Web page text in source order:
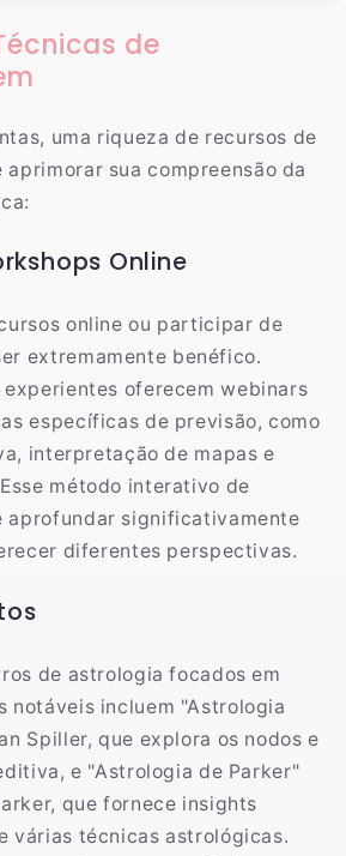
de
uma riqueza de recursos de
sua compreensão da
Online
online ou participar de
extremamente benéfico.
oferecem webinars
específicas de previsão, como
interpretação de mapas e
método interativo de
aprofundar significativamente
diferentes perspectivas.
de astrologia focados em
notáveis incluem "Astrologia
Spiller, que explora os nodos e
e "Astrologia de Parker"
que fornece insights
várias técnicas astrológicas.